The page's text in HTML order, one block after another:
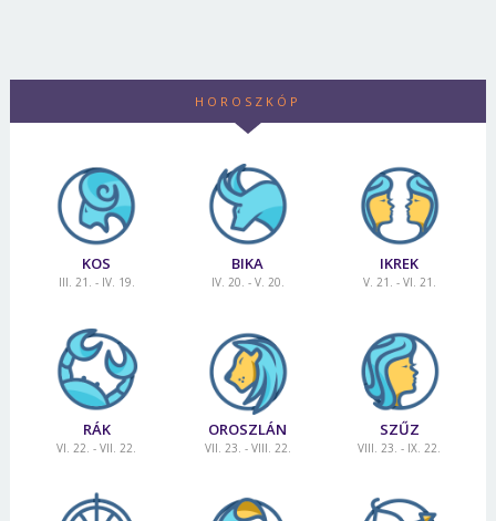
HOROSZKÓP
KOS
III. 21. - IV. 19.
BIKA
IV. 20. - V. 20.
IKREK
V. 21. - VI. 21.
RÁK
VI. 22. - VII. 22.
OROSZLÁN
VII. 23. - VIII. 22.
SZŰZ
VIII. 23. - IX. 22.